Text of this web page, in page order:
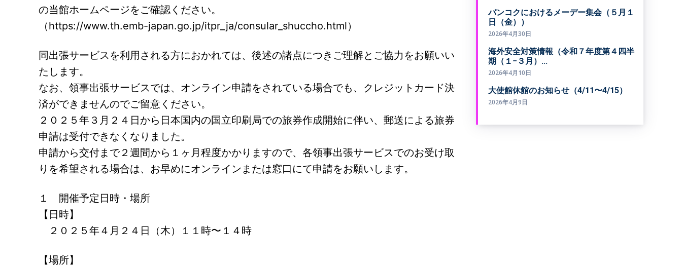
の当館ホームページをご確認ください。
（https://www.th.emb-japan.go.jp/itpr_ja/consular_shuccho.html）
同出張サービスを利用される方におかれては、後述の諸点につきご理解とご協力をお願いい
たします。
なお、領事出張サービスでは、オンライン申請をされている場合でも、クレジットカード決
済ができませんのでご留意ください。
２０２５年３月２４日から日本国内の国立印刷局での旅券作成開始に伴い、郵送による旅券
申請は受付できなくなりました。
申請から交付まで２週間から１ヶ月程度かかりますので、各領事出張サービスでのお受け取
りを希望される場合は、お早めにオンラインまたは窓口にて申請をお願いします。
１ 開催予定日時・場所
【日時】
２０２５年４月２４日（木）１１時〜１４時
【場所】
バンコクにおけるメーデー集会（５月１
日（金））
2026年4月30日
海外安全対策情報（令和７年度第４四半
期（１−３月）...
2026年4月10日
大使館休館のお知らせ（4/11〜4/15）
2026年4月9日